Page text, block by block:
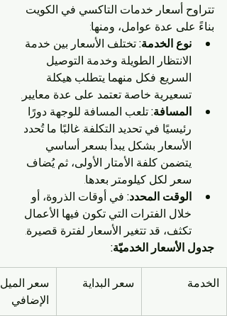
تتراوح أسعار خدمات التاكسي في الكويت
بناءً على عدة عوامل، ومنها:
نوع الخدمة: تختلف الأسعار بين خدمة
الانتظار الطويلة وخدمة التوصيل
السريع. فكل منهما يتطلب هيكلة
تسعيرية خاصة تعتمد على عدة معايير.
المسافة: تلعب المسافة للوجهة دورًا
رئيسيًا في تحديد التكلفة. غالبًا ما تُحدد
الأسعار بشكل يبدأ بسعر أساسي
يتضمن كلفة الأمتار الأولى، ثم يُضاف
سعر لكل كيلومتر بعدها.
الوقت المحدد: في أوقات الذروة، أو
خلال الفترات التي تكون فيها الأعمال
تكثف، قد تتغير الأسعار لفترة قصيرة.
جدول الأسعار الخدميّة:
الخدمة سعر البداية
سعر
الإضافي